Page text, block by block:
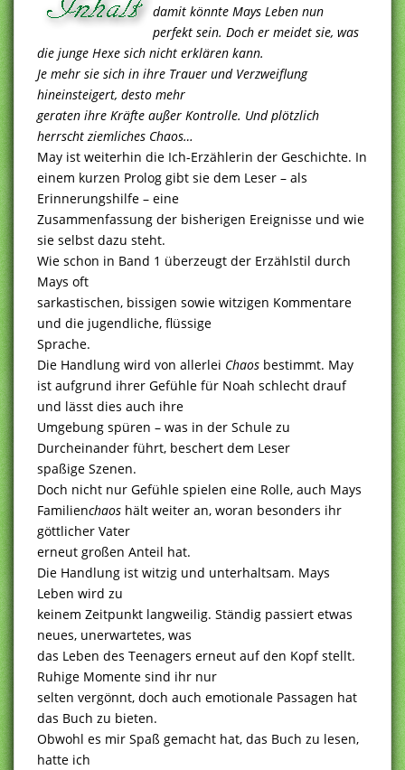
damit könnte Mays Leben nun
perfekt sein. Doch er meidet sie, was
die junge Hexe sich nicht erklären kann.
Je mehr sie sich in ihre Trauer und Verzweiflung
hineinsteigert, desto mehr
geraten ihre Kräfte außer Kontrolle. Und plötzlich
herrscht ziemliches Chaos…
May ist weiterhin die Ich-Erzählerin der Geschichte. In
einem kurzen Prolog gibt sie dem Leser – als
Erinnerungshilfe – eine
Zusammenfassung der bisherigen Ereignisse und wie
sie selbst dazu steht.
Wie schon in Band 1 überzeugt der Erzählstil durch
Mays oft
sarkastischen, bissigen sowie witzigen Kommentare
und die jugendliche, flüssige
Sprache.
Die Handlung wird von allerlei Chaos bestimmt. May
ist aufgrund ihrer Gefühle für Noah schlecht drauf
und lässt dies auch ihre
Umgebung spüren – was in der Schule zu
Durcheinander führt, beschert dem Leser
spaßige Szenen.
Doch nicht nur Gefühle spielen eine Rolle, auch Mays
Familienchaos hält weiter an, woran besonders ihr
göttlicher Vater
erneut großen Anteil hat.
Die Handlung ist witzig und unterhaltsam. Mays
Leben wird zu
keinem Zeitpunkt langweilig. Ständig passiert etwas
neues, unerwartetes, was
das Leben des Teenagers erneut auf den Kopf stellt.
Ruhige Momente sind ihr nur
selten vergönnt, doch auch emotionale Passagen hat
das Buch zu bieten.
Obwohl es mir Spaß gemacht hat, das Buch zu lesen,
hatte ich